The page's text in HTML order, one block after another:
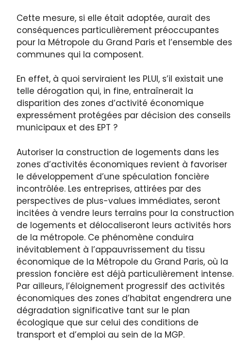
Cette mesure, si elle était adoptée, aurait des
conséquences particulièrement préoccupantes
pour la Métropole du Grand Paris et l’ensemble des
communes qui la composent.
En effet, à quoi serviraient les PLUI, s’il existait une
telle dérogation qui, in fine, entraînerait la
disparition des zones d’activité économique
expressément protégées par décision des conseils
municipaux et des EPT ?
Autoriser la construction de logements dans les
zones d’activités économiques revient à favoriser
le développement d’une spéculation foncière
incontrôlée. Les entreprises, attirées par des
perspectives de plus-values immédiates, seront
incitées à vendre leurs terrains pour la construction
de logements et délocaliseront leurs activités hors
de la métropole. Ce phénomène conduira
inévitablement à l’appauvrissement du tissu
économique de la Métropole du Grand Paris, où la
pression foncière est déjà particulièrement intense.
Par ailleurs, l’éloignement progressif des activités
économiques des zones d’habitat engendrera une
dégradation significative tant sur le plan
écologique que sur celui des conditions de
transport et d’emploi au sein de la MGP.